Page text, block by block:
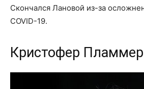
Скончался Лановой из-за
COVID-19.
Кристофер Пламмер